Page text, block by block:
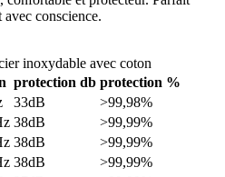
conscience.
inoxydable avec coton
protection db protection %
33dB
>99,98%
38dB
>99,99%
38dB
>99,99%
38dB
>99,99%